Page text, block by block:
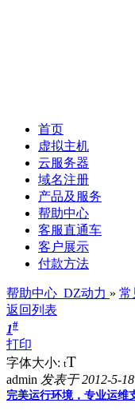
首页
虚拟主机
云服务器
域名注册
产品及服务
帮助中心
客服直通车
客户展示
付款方法
帮助中心_DZ动力 » 常
返回列表
1#
打印
字体大小: tT
admin 发表于 2012-5-
完美运行环境，专业运